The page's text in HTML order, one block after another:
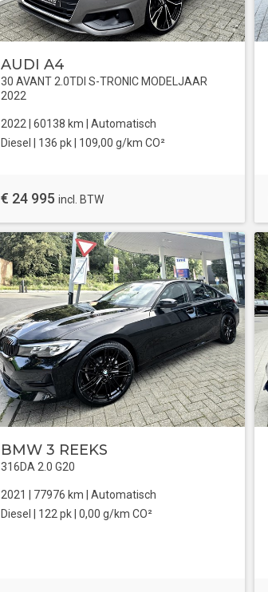
AUDI A4
30 AVANT 2.0TDI S-TRONIC MODELJAAR
2022
2022 | 60138 km | Automatisch
Diesel
| 136 pk | 109,00 g/km CO²
€ 24 995 incl. BTW
BMW 3 REEKS
316DA 2.0 G20
2021 | 77976 km | Automatisch
Diesel | 122 pk | 0,00 g/km CO²